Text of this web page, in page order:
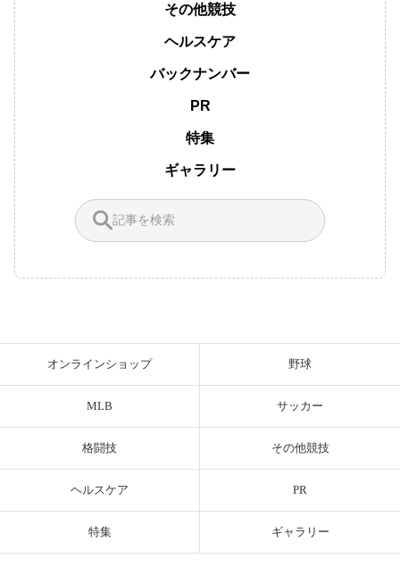
その他競技
ヘルスケア
バックナンバー
PR
特集
ギャラリー
オンラインショップ 野球
MLB サッカー
格闘技 その他競技
ヘルスケア PR
特集 ギャラリー